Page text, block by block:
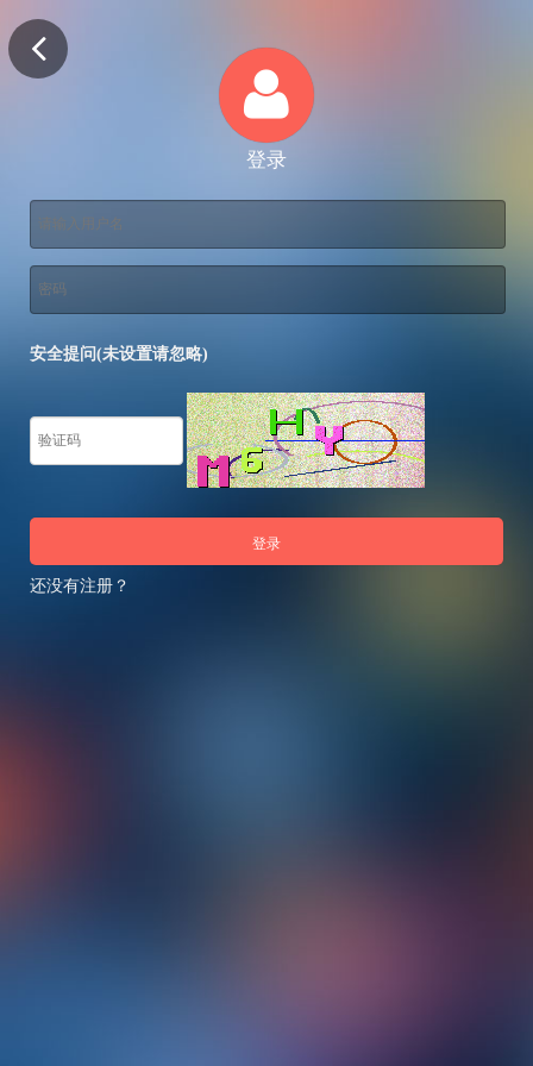
登录
安全提问(未设置请忽略)
登录
还没有注册？